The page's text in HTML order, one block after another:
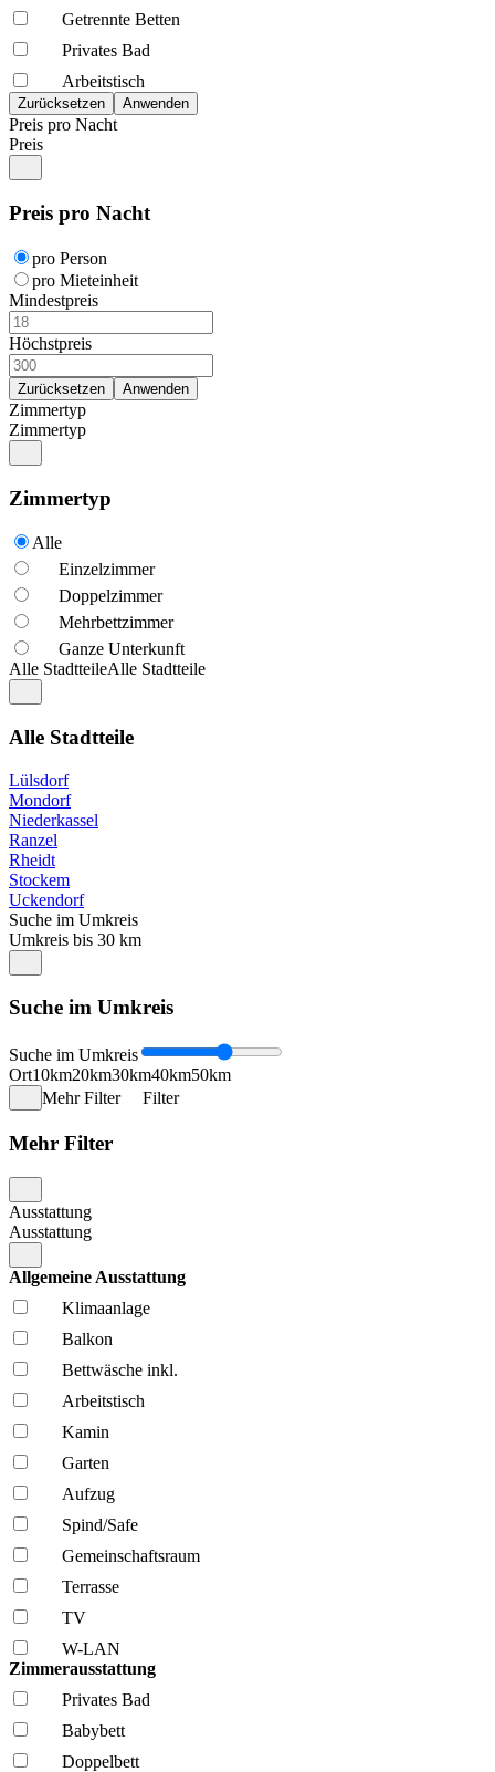
Getrennte Betten
Privates Bad
Arbeitstisch
Preis pro Nacht
Preis
Preis pro Nacht
pro Person
pro Mieteinheit
Mindestpreis
Höchstpreis
Zimmertyp
Zimmertyp
Zimmertyp
Alle
Einzelzimmer
Doppelzimmer
Mehrbettzimmer
Ganze Unterkunft
Alle StadtteileAlle Stadtteile
Alle Stadtteile
Lülsdorf
Mondorf
Niederkassel
Ranzel
Rheidt
Stockem
Uckendorf
Suche im Umkreis
Umkreis bis 30 km
Suche im Umkreis
Suche im Umkreis
Ort10km20km30km40km50km
Mehr Filter
Filter
Mehr Filter
Ausstattung
Ausstattung
Allgemeine Ausstattung
Klima­anlage
Balkon
Bettwäsche inkl.
Arbeitstisch
Kamin
Garten
Aufzug
Spind/Safe
Gemeinschafts­raum
Terrasse
TV
W-LAN
Zimmerausstattung
Privates Bad
Babybett
Doppelbett